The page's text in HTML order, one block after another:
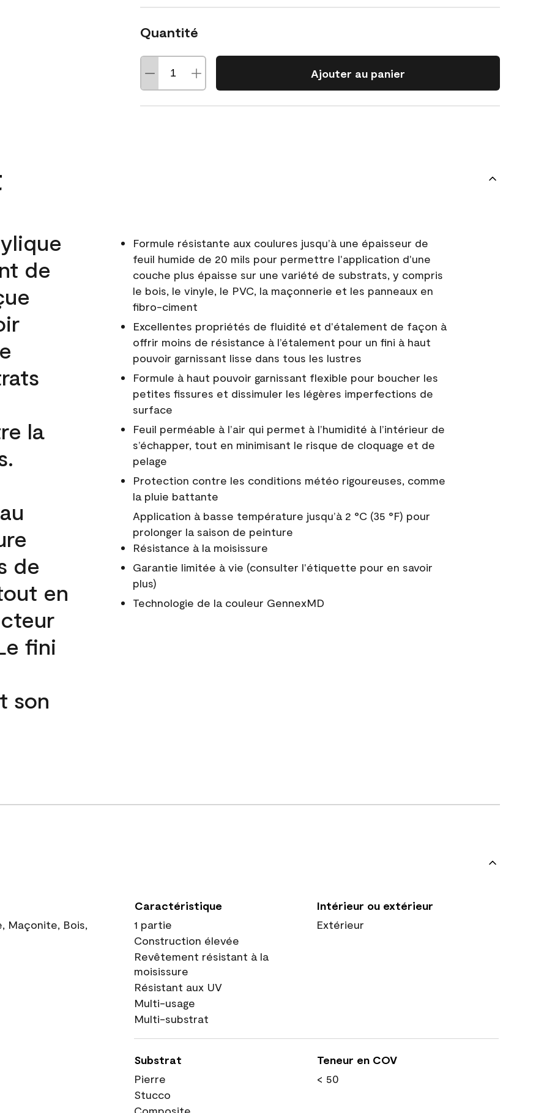
Quantité
Ajouter au panier
de
la
de
en
fini
son
Formule résistante aux coulures jusqu’à une épaisseur de
feuil humide de 20 mils pour permettre l'application d'une
couche plus épaisse sur une variété de substrats, y compris
le bois, le vinyle, le PVC, la maçonnerie et les panneaux en
fibro-ciment
Excellentes propriétés de fluidité et d'étalement de façon à
offrir moins de résistance à l’étalement pour un fini à haut
pouvoir garnissant lisse dans tous les lustres
Formule à haut pouvoir garnissant flexible pour boucher les
petites fissures et dissimuler les légères imperfections de
surface
Feuil perméable à l’air qui permet à l’humidité à l’intérieur de
s’échapper, tout en minimisant le risque de cloquage et de
pelage
Protection contre les conditions météo rigoureuses, comme
la pluie battante
Application à basse température jusqu’à 2 °C (35 °F) pour
prolonger la saison de peinture
Résistance à la moisissure
Garantie limitée à vie (consulter l'étiquette pour en savoir
plus)
Technologie de la couleur GennexMD
Maçonite, Bois,
Caractéristique
1 partie
Construction élevée
Revêtement résistant à la
moisissure
Résistant aux UV
Multi-usage
Multi-substrat
Intérieur ou extérieur
Extérieur
Substrat
Pierre
Stucco
Teneur en COV
< 50